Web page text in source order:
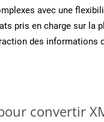
avec une
pris en charge sur la
des informations
convertir